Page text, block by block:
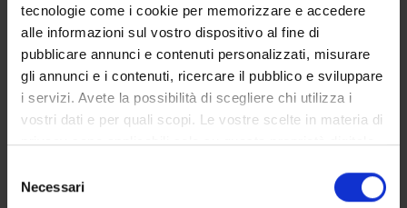
tecnologie come i cookie per memorizzare e accedere
alle informazioni sul vostro dispositivo al fine di
pubblicare annunci e contenuti personalizzati, misurare
gli annunci e i contenuti, ricercare il pubblico e sviluppare
i servizi. Avete la possibilità di scegliere chi utilizza i
vostri dati e per quali scopi. Le vostre scelte in materia di
privacy sono applicabili solo su questa proprietà digitale
modificare o revocare il proprio consenso in qualsiasi
Necessari
Programma I riferimenti normativi per l’esercizio
professionale: profilo,codice deontologico, formazione di base e
post-base Deontologia ed etica: analisi dei concetti e delle loro
finalità ed integrazioni all’interno delle decisioni assistenziali Il
processo di costruzione del codice deontologico e il Collegio
Professionale (Federazione e Collegi Regionali/Provinciali):
significato e funzioni. La libera professione I temi del codice
deontologico - valori guida dell’assistenza infermieristica -
rispetto della volontà dell’assistito: esempi e integrazioni con il